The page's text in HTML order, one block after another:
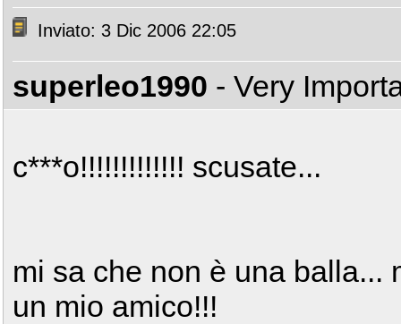
Inviato: 3 Dic 2006 22:05
superleo1990 - Very
c***o!!!!!!!!!!!!! scusate...
mi sa che non è una balla...
un mio amico!!!